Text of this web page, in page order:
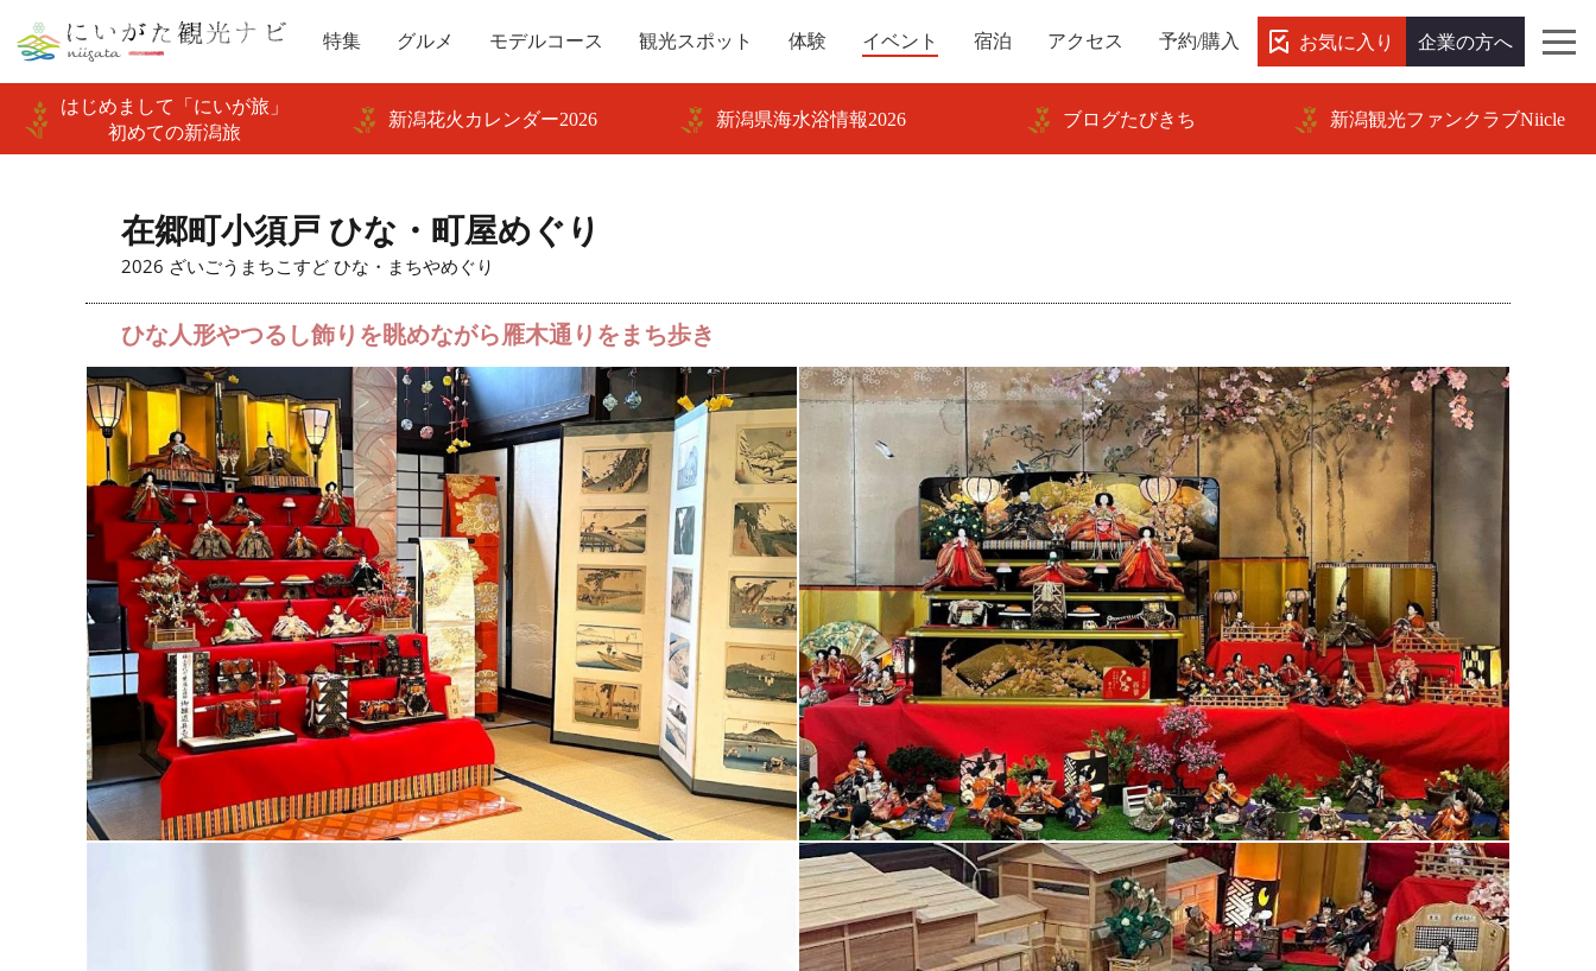
特集 グルメ モデルコース 観光スポット 体験 イベント 宿泊 アクセス 予約/購入 お気に入り 企業の方へ
はじめまして「にいが旅」
初めての新潟旅
新潟花火カレンダー2026 新潟県海水浴情報2026 ブログたびきち 新潟観光ファンクラブNiicle
在郷町小須戸 ひな・町屋めぐり
2026 ざいごうまちこすど ひな・まちやめぐり
ひな人形やつるし飾りを眺めながら雁木通りをまち歩き